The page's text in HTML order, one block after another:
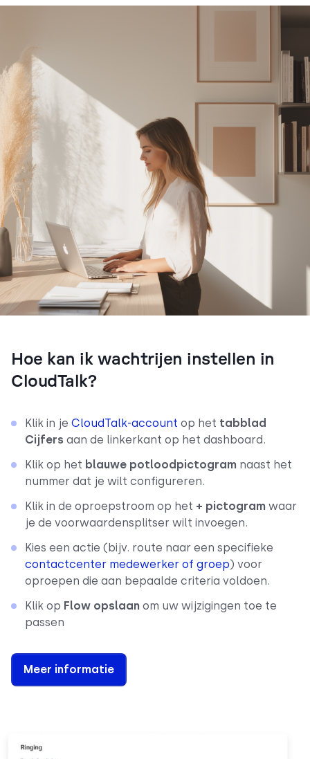
Hoe kan ik wachtrijen instellen in
CloudTalk?
Klik in je CloudTalk-account op het tabblad
Cijfers aan de linkerkant op het dashboard.
Klik op het blauwe potloodpictogram naast het
nummer dat je wilt configureren.
Klik in de oproepstroom op het + pictogram waar
je de voorwaardensplitser wilt invoegen.
Kies een actie (bijv. route naar een specifieke
contactcenter medewerker of groep) voor
oproepen die aan bepaalde criteria voldoen.
Klik op Flow opslaan om uw wijzigingen toe te
passen
Meer informatie